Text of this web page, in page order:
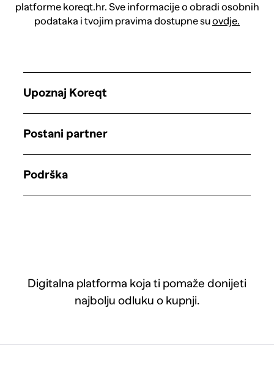
platforme koreqt.hr. Sve informacije o obradi osobnih
podataka i tvojim pravima dostupne suovdje.
Digitalna platforma koja ti pomaže donijeti
najbolju odluku o kupnji.
Upoznaj Koreqt
Postani partner
Podrška